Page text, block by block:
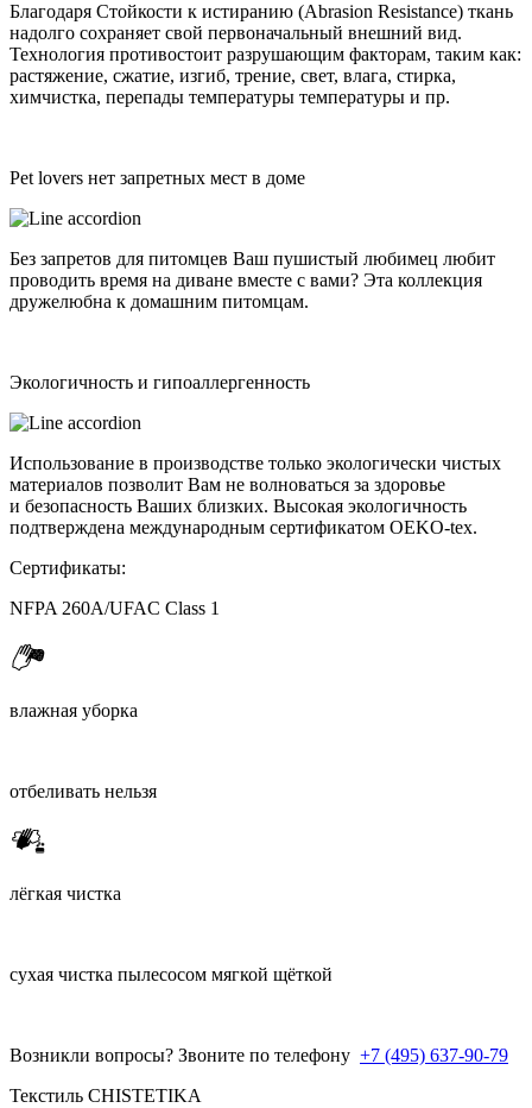
Благодаря Стойкости к истиранию (Abrasion Resistance) ткань
надолго сохраняет свой первоначальный внешний вид.
Технология противостоит разрушающим факторам, таким как:
растяжение, сжатие, изгиб, трение, свет, влага, стирка,
химчистка, перепады температуры температуры и пр.
Pet lovers нет запретных мест в доме
Без запретов для питомцев Ваш пушистый любимец любит
проводить время на диване вместе с вами? Эта коллекция
дружелюбна к домашним питомцам.
Экологичность и гипоаллергенность
Использование в производстве только экологически чистых
материалов позволит Вам не волноваться за здоровье
и безопасность Ваших близких. Высокая экологичность
подтверждена международным сертификатом OEKO-tex.
Сертификаты:
NFPA 260A/UFAC Class 1
влажная уборка
отбеливать нельзя
лёгкая чистка
сухая чистка пылесосом мягкой щёткой
Возникли вопросы? Звоните по телефону +7 (495) 637-90-79
Текстиль CHISTETIKA